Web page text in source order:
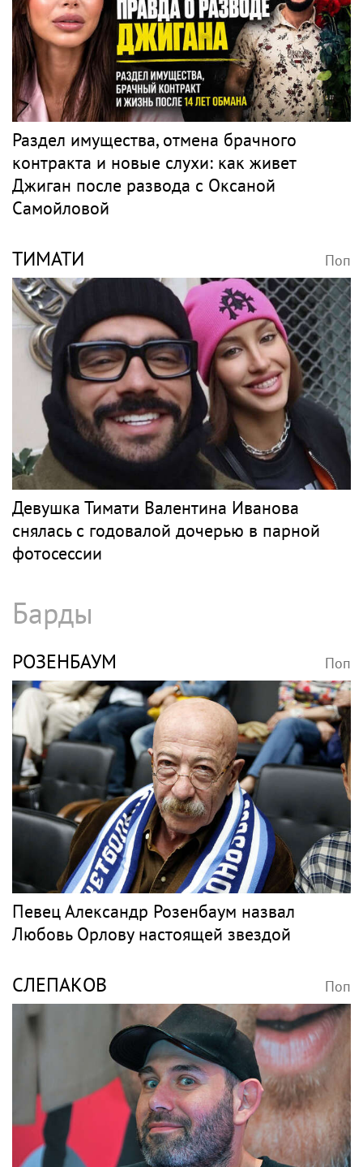
Раздел имущества, отмена брачного
контракта и новые слухи: как живет
Джиган после развода с Оксаной
Самойловой
ТИМАТИ Поп
Девушка Тимати Валентина Иванова
снялась с годовалой дочерью в парной
фотосессии
Барды
РОЗЕНБАУМ Поп
Певец Александр Розенбаум назвал
Любовь Орлову настоящей звездой
СЛЕПАКОВ Поп